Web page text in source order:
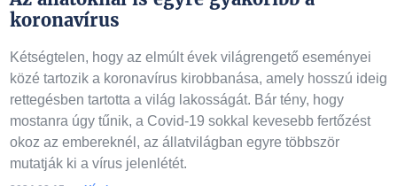
koronavírus
Kétségtelen, hogy az elmúlt évek világrengető eseményei
közé tartozik a koronavírus kirobbanása, amely hosszú ideig
rettegésben tartotta a világ lakosságát. Bár tény, hogy
mostanra úgy tűnik, a Covid-19 sokkal kevesebb fertőzést
okoz az embereknél, az állatvilágban egyre többször
mutatják ki a vírus jelenlétét.